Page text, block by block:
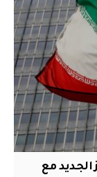
الجديد مع